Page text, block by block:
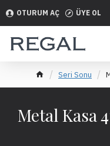
OTURUM AÇ ÜYE OL
Seri Sonu
Metal Kasa